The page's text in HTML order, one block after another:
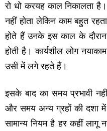
रो धो करयह काल निकालता
नहीं होता लेकिन काम बहुत
होते हैं उनके इस काल के
होती है। कार्यशील लोग
उसी में लगे रहते हैं।
इसके बाद का समय प्रभावी
और समय अन्‍य ग्रहों की दशा
सामान्‍य नियम है हर कहीं लागू